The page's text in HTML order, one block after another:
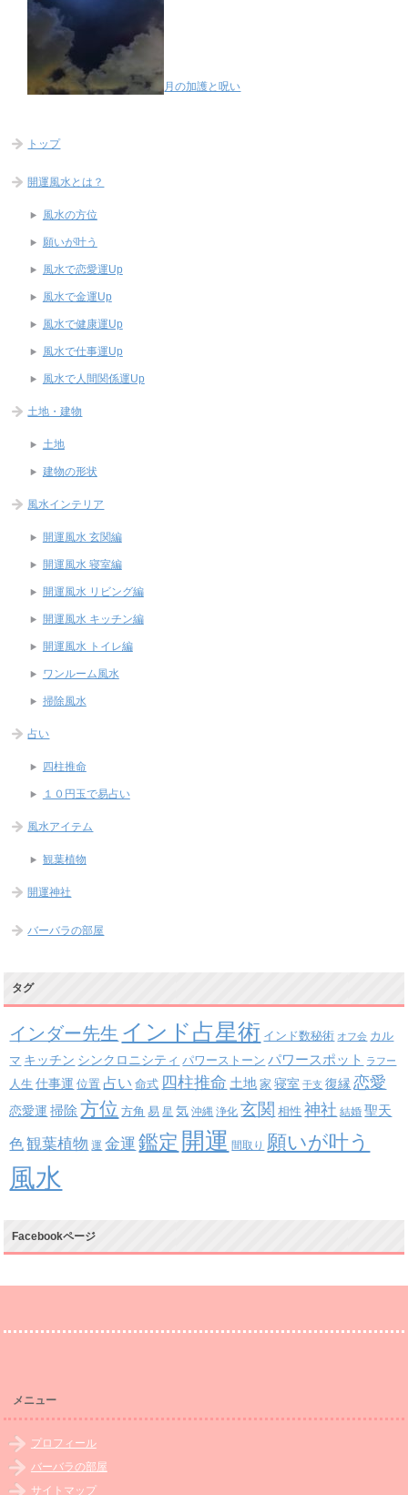
月の加護と呪い
トップ
開運風水とは？
風水の方位
願いが叶う
風水で恋愛運Up
風水で金運Up
風水で健康運Up
風水で仕事運Up
風水で人間関係運Up
土地・建物
土地
建物の形状
風水インテリア
開運風水 玄関編
開運風水 寝室編
開運風水 リビング編
開運風水 キッチン編
開運風水 トイレ編
ワンルーム風水
掃除風水
占い
四柱推命
１０円玉で易占い
風水アイテム
観葉植物
開運神社
バーバラの部屋
タグ
インダー先生 インド占星術 インド数秘術 オフ会 カル
マ キッチン シンクロニシティ パワーストーン パワースポット ラフー
人生 仕事運 位置 占い 命式 四柱推命 土地 家 寝室 干支 復縁 恋愛
恋愛運 掃除 方位 方角 易 星 気 沖縄 浄化 玄関 相性 神社 結婚 聖天
色 観葉植物 運 金運 鑑定 開運 間取り 願いが叶う
風水
Facebookページ
メニュー
プロフィール
バーバラの部屋
サイトマップ